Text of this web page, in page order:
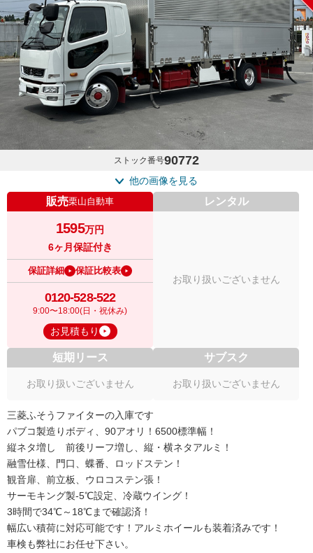
ストック番号90772
他の画像を見る
販売栗山自動車
1595万円
6ヶ月保証付き
保証詳細 保証比較表
0120-528-522
9:00〜18:00(日・祝休み)
お見積もり
レンタル
お取り扱いございません
短期リース
お取り扱いございません
サブスク
お取り扱いございません
三菱ふそうファイターの入庫です
パブコ製造りボディ、90アオリ！6500標準幅！
縦ネタ増し 前後リーフ増し、縦・横ネタアルミ！
融雪仕様、門口、蝶番、ロッドステン！
観音扉、前立板、ウロコステン張！
サーモキング製-5℃設定、冷蔵ウイング！
3時間で34℃～18℃まで確認済！
幅広い積荷に対応可能です！アルミホイールも装着済みです！
車検も弊社にお任せ下さい。